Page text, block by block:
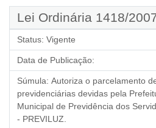
Lei Ordinária 1418/
Status: Vigente
Data de Publicação:
Súmula: Autoriza o parcelamento
previdenciárias devidas pela
Municipal de Previdência dos
- PREVILUZ.